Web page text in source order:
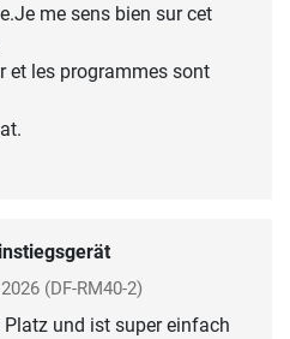
me sens bien sur cet
et les programmes sont
(DF-RM40-2)
und ist super einfach